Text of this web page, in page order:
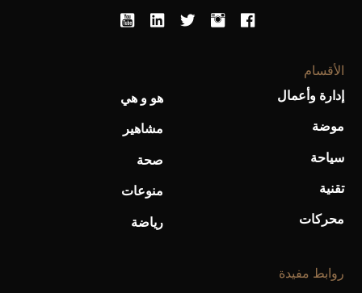
الأقسام
إدارة وأعمال
موضة
سياحة
تقنية
محركات
هو و هي
مشاهير
صحة
منوعات
رياضة
روابط مفيدة